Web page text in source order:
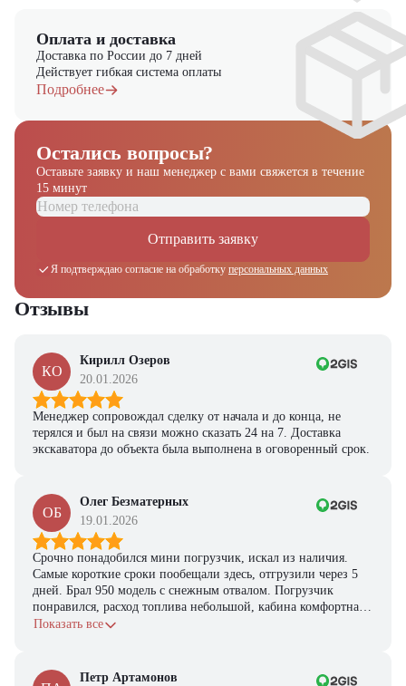
Оплата и доставка
Доставка по России до 7 дней
Действует гибкая система оплаты
Подробнее
Остались вопросы?
Оставьте заявку и наш менеджер с вами свяжется в течение
15 минут
Отправить заявку
Я подтверждаю согласие на обработку персональных данных
Отзывы
КО
Кирилл Озеров
20.01.2026
Менеджер сопровождал сделку от начала и до конца, не
терялся и был на связи можно сказать 24 на 7. Доставка
экскаватора до объекта была выполнена в оговоренный срок.
ОБ
Олег Безматерных
19.01.2026
Срочно понадобился мини погрузчик, искал из наличия.
Самые короткие сроки пообещали здесь, отгрузили через 5
дней. Брал 950 модель с снежным отвалом. Погрузчик
понравился, расход топлива небольшой, кабина комфортная,
с задачами справляется.
Показать все
Петр Артамонов